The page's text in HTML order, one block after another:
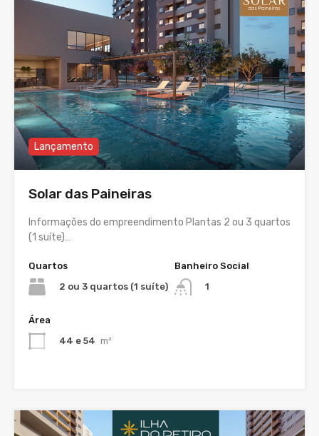
Lançamento
Solar das Paineiras
Informações do empreendimento Plantas 2 ou 3 quartos
(1 suíte)…
Quartos
2 ou 3 quartos (1 suíte)
Banheiro Social
1
Área
44 e 54 m²